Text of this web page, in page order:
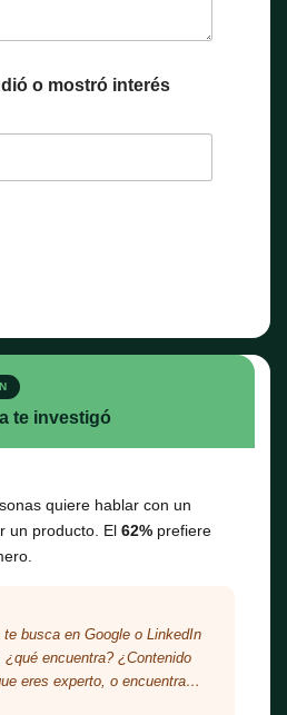
o mostró interés
te investigó
quiere hablar con un
un producto. El62% prefiere
busca en Google o LinkedIn
encuentra? ¿Contenido
eres experto, o encuentra…